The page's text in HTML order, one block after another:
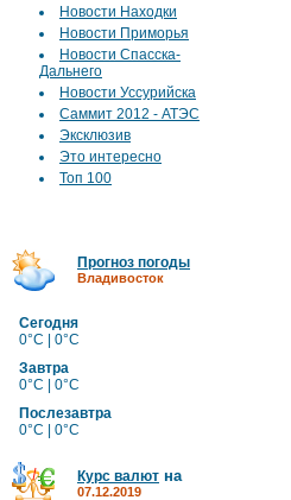
Новости Находки
Новости Приморья
Новости Спасска-
Дальнего
Новости Уссурийска
Саммит 2012 - АТЭС
Эксклюзив
Это интересно
Топ 100
Прогноз погоды
Владивосток
Сегодня
0°C | 0°C
Завтра
0°C | 0°C
Послезавтра
0°C | 0°C
Курс валют на
07.12.2019